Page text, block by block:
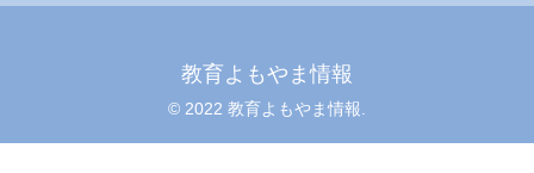
教育よもやま情報
© 2022 教育よもやま情報.